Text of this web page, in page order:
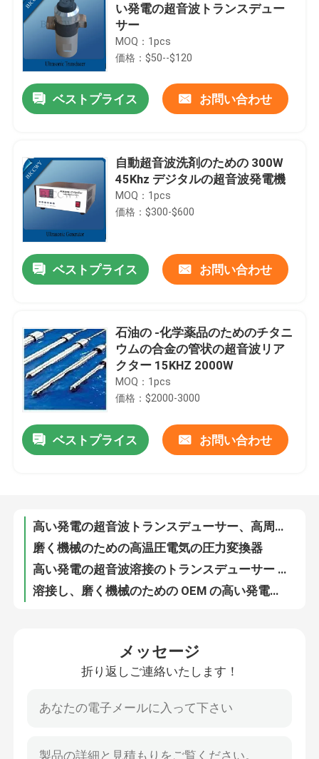
家
製品
私達について
品質管理
私達に連絡しなさい
高出力超音波トランスデューサー
多頻度超音波トランスデューサー
い発電の超音波トランスデュー
サー
MOQ：1pcs
価格：$50--$120
ベストプライス お問い合わせ
自動超音波洗剤のための 300W
45Khz デジタルの超音波発電機
MOQ：1pcs
価格：$300-$600
ベストプライス お問い合わせ
石油の -化学薬品のためのチタニ
ウムの合金の管状の超音波リア
クター 15KHZ 2000W
MOQ：1pcs
価格：$2000-3000
ベストプライス お問い合わせ
デジタル超音波振動発電機、超音波電源
デジタル低頻度の超音波発電機 20 - 40KHZ 1200W の超音波発電機
高周波超音波の発電機、圧電気の陶磁器の超音波装置
超音波粉砕の多頻度圧電気の超音波発電機
メッセージ
折り返しご連絡いたします！